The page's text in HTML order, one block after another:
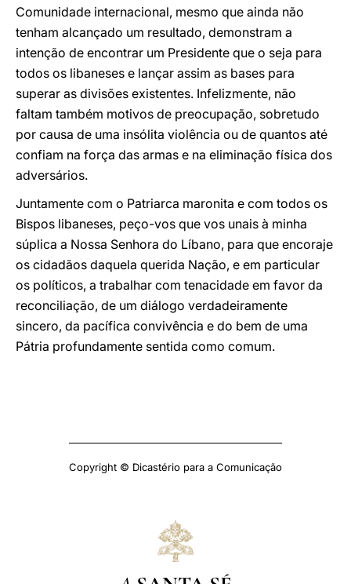
Comunidade internacional, mesmo que ainda não
tenham alcançado um resultado, demonstram a
intenção de encontrar um Presidente que o seja para
todos os libaneses e lançar assim as bases para
superar as divisões existentes. Infelizmente, não
faltam também motivos de preocupação, sobretudo
por causa de uma insólita violência ou de quantos até
confiam na força das armas e na eliminação física dos
adversários.
Juntamente com o Patriarca maronita e com todos os
Bispos libaneses, peço-vos que vos unais à minha
súplica a Nossa Senhora do Líbano, para que encoraje
os cidadãos daquela querida Nação, e em particular
os políticos, a trabalhar com tenacidade em favor da
reconciliação, de um diálogo verdadeiramente
sincero, da pacífica convivência e do bem de uma
Pátria profundamente sentida como comum.
Copyright © Dicastério para a Comunicação